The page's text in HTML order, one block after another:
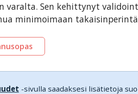
varalta. Sen kehittynyt
minimoimaan
-sivulla saadaksesi lisätietoja